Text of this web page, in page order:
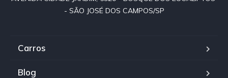
- SÃO JOSÉ DOS CAMPOS/SP
Carros
Blog